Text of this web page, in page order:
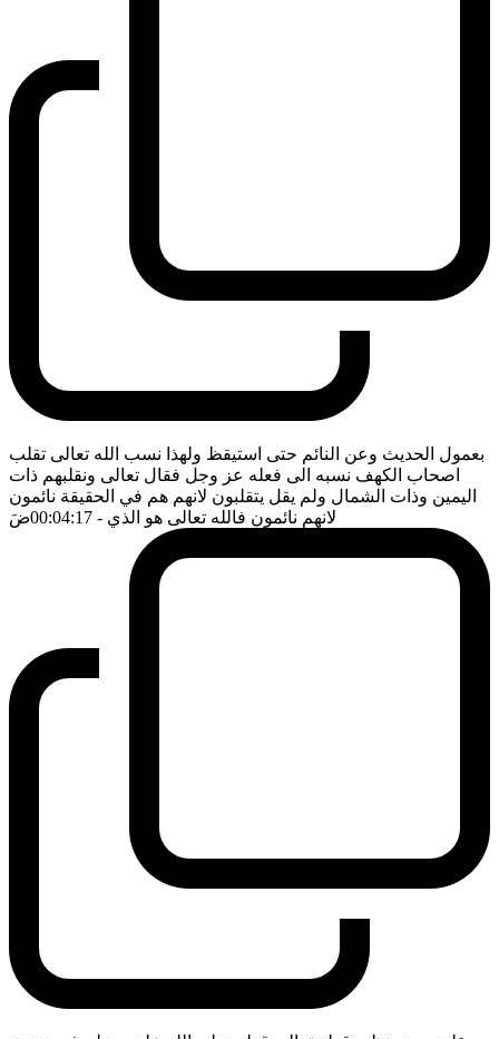
بعمول الحديث وعن النائم حتى استيقظ ولهذا نسب الله تعالى تقلب
اصحاب الكهف نسبه الى فعله عز وجل فقال تعالى ونقلبهم ذات
اليمين وذات الشمال ولم يقل يتقلبون لانهم هم في الحقيقة نائمون
لانهم نائمون فالله تعالى هو الذي - 00:04:17 ضَ